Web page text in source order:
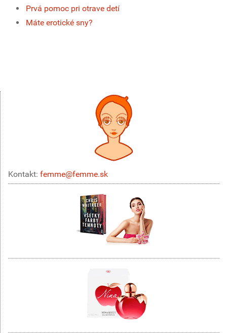
Prvá pomoc pri otrave detí
Máte erotické sny?
Kontakt: femme@femme.sk